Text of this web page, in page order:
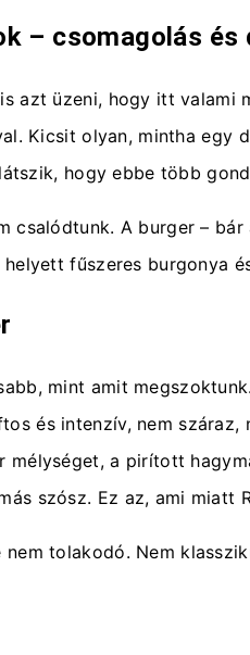
– csomagolás és
azt üzeni, hogy itt valami
Kicsit olyan, mintha egy
hogy ebbe több
csalódtunk. A burger –
fűszeres burgonya
mint amit
és intenzív, nem
mélységet, a pirított
szósz. Ez az, ami miatt
tolakodó. Nem